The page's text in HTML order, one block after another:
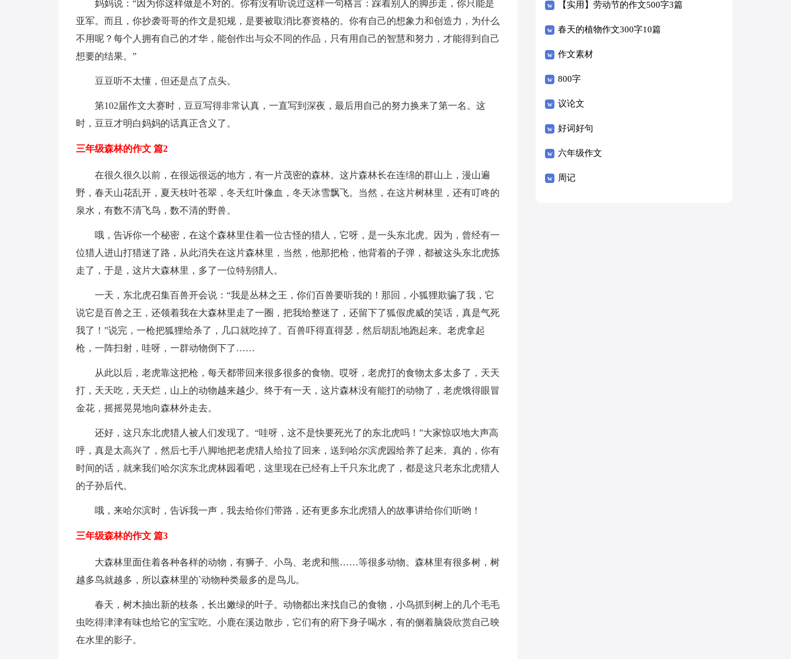
妈妈说：“因为你这样做是不对的。你有没有听说过这样一句格言：踩着别人的脚步走，你只能是
亚军。而且，你抄袭哥哥的作文是犯规，是要被取消比赛资格的。你有自己的想象力和创造力，为什么
不用呢？每个人拥有自己的才华，能创作出与众不同的作品，只有用自己的智慧和努力，才能得到自己
想要的结果。”
豆豆听不太懂，但还是点了点头。
第102届作文大赛时，豆豆写得非常认真，一直写到深夜，最后用自己的努力换来了第一名。这
时，豆豆才明白妈妈的话真正含义了。
三年级森林的作文 篇2
在很久很久以前，在很远很远的地方，有一片茂密的森林。这片森林长在连绵的群山上，漫山遍
野，春天山花乱开，夏天枝叶苍翠，冬天红叶像血，冬天冰雪飘飞。当然，在这片树林里，还有叮咚的
泉水，有数不清飞鸟，数不清的野兽。
哦，告诉你一个秘密，在这个森林里住着一位古怪的猎人，它呀，是一头东北虎。因为，曾经有一
位猎人进山打猎迷了路，从此消失在这片森林里，当然，他那把枪，他背着的子弹，都被这头东北虎拣
走了，于是，这片大森林里，多了一位特别猎人。
一天，东北虎召集百兽开会说：“我是丛林之王，你们百兽要听我的！那回，小狐狸欺骗了我，它
说它是百兽之王，还领着我在大森林里走了一圈，把我给整迷了，还留下了狐假虎威的笑话，真是气死
我了！”说完，一枪把狐狸给杀了，几口就吃掉了。百兽吓得直得瑟，然后胡乱地跑起来。老虎拿起
枪，一阵扫射，哇呀，一群动物倒下了……
从此以后，老虎靠这把枪，每天都带回来很多很多的食物。哎呀，老虎打的食物太多太多了，天天
打，天天吃，天天烂，山上的动物越来越少。终于有一天，这片森林没有能打的动物了，老虎饿得眼冒
金花，摇摇晃晃地向森林外走去。
还好，这只东北虎猎人被人们发现了。“哇呀，这不是快要死光了的东北虎吗！”大家惊叹地大声高
呼，真是太高兴了，然后七手八脚地把老虎猎人给拉了回来，送到哈尔滨虎园给养了起来。真的，你有
时间的话，就来我们哈尔滨东北虎林园看吧，这里现在已经有上千只东北虎了，都是这只老东北虎猎人
的子孙后代。
哦，来哈尔滨时，告诉我一声，我去给你们带路，还有更多东北虎猎人的故事讲给你们听哟！
三年级森林的作文 篇3
大森林里面住着各种各样的动物，有狮子、小鸟、老虎和熊……等很多动物。森林里有很多树，树
越多鸟就越多，所以森林里的`动物种类最多的是鸟儿。
春天，树木抽出新的枝条，长出嫩绿的叶子。动物都出来找自己的食物，小鸟抓到树上的几个毛毛
虫吃得津津有味也给它的宝宝吃。小鹿在溪边散步，它们有的府下身子喝水，有的侧着脑袋欣赏自己映
在水里的影子。
篇
【实用】劳动节的作文500字3篇
春天的植物作文300字10篇
作文素材
800字
议论文
好词好句
六年级作文
周记